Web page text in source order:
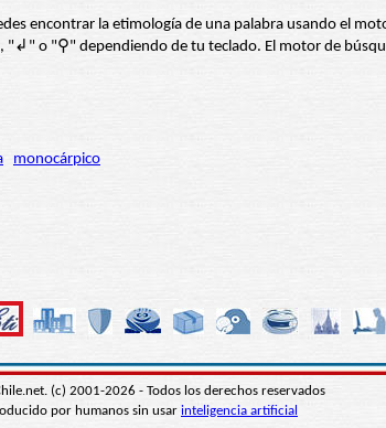
encontrar la etimología de una palabra usando el
"↲" o "⚲" dependiendo de tu teclado. El motor de
monocárpico
(c) 2001-2026 - Todos los derechos reservados
por humanos sin usar inteligencia artificial